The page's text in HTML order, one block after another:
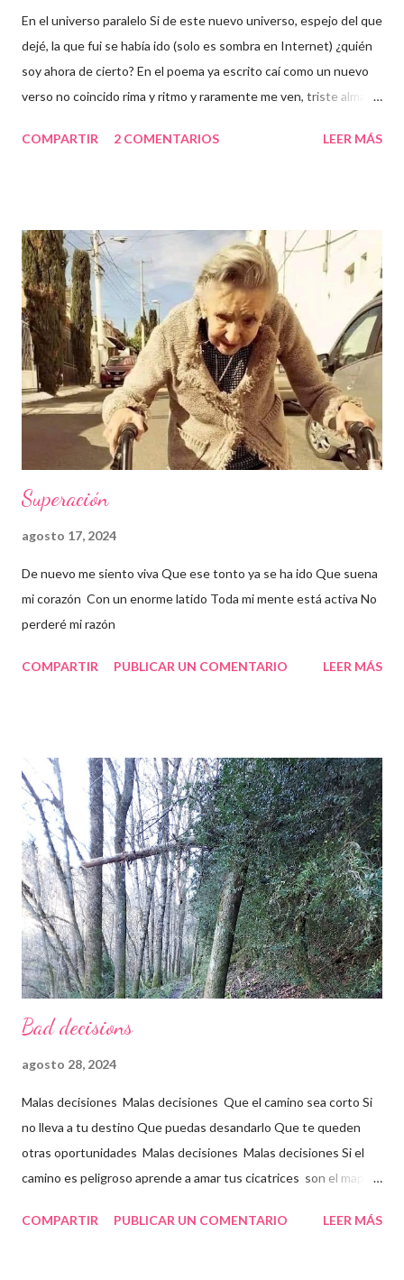
En el universo paralelo Si de este nuevo universo, espejo del que
dejé, la que fui se había ido (solo es sombra en Internet) ¿quién
soy ahora de cierto? En el poema ya escrito caí como un nuevo
verso no coincido rima y ritmo y raramente me ven, triste alma. El
estuve muerta algo nuevo ha de nacer: La calma.
COMPARTIR 2 COMENTARIOS LEER MÁS
Superación
agosto 17, 2024
De nuevo me siento viva Que ese tonto ya se ha ido Que suena
mi corazón Con un enorme latido Toda mi mente está activa No
perderé mi razón
COMPARTIR PUBLICAR UN COMENTARIO LEER MÁS
Bad decisions
agosto 28, 2024
Malas decisiones Malas decisiones Que el camino sea corto Si
no lleva a tu destino Que puedas desandarlo Que te queden
otras oportunidades Malas decisiones Malas decisiones Si el
camino es peligroso aprende a amar tus cicatrices son el mapa
COMPARTIR
PUBLICAR UN COMENTARIO LEER MÁS